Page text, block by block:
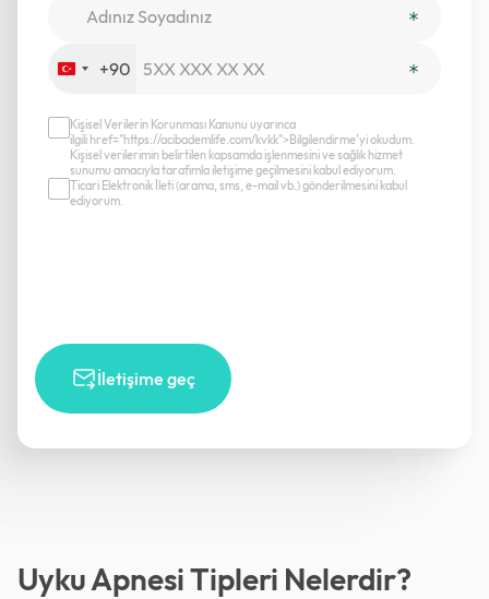
Turkey
+90
İletişime geç
Kişisel Verilerin Korunması Kanunu uyarınca
ilgili href="https://acibademlife.com/kvkk">Bilgilendirme’yi okudum.
Kişisel verilerimin belirtilen kapsamda işlenmesini ve sağlık hizmet
sunumu amacıyla tarafımla iletişime geçilmesini kabul ediyorum.
Ticari Elektronik İleti (arama, sms, e-mail vb.) gönderilmesini kabul
ediyorum.
Uyku Apnesi Tipleri Nelerdir?